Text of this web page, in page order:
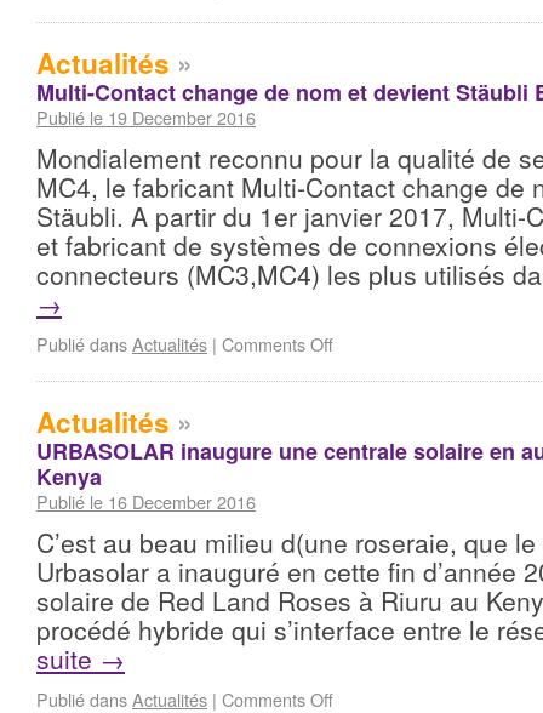
Actualités »
Multi-Contact change de nom et devient Stäubli
Publié le 19 December 2016
Mondialement reconnu pour la qualité de
MC4, le fabricant Multi-Contact change de
Stäubli. A partir du 1er janvier 2017, Multi-
et fabricant de systèmes de connexions
connecteurs (MC3,MC4) les plus utilisés
→
Publié dansActualités | Comments Off
Actualités »
URBASOLAR inaugure une centrale solaire en
Kenya
Publié le 16 December 2016
C’est au beau milieu d(une roseraie, que
Urbasolar a inauguré en cette fin d’année
solaire de Red Land Roses à Riuru au
procédé hybride qui s’interface entre le
suite →
Publié dansActualités | Comments Off